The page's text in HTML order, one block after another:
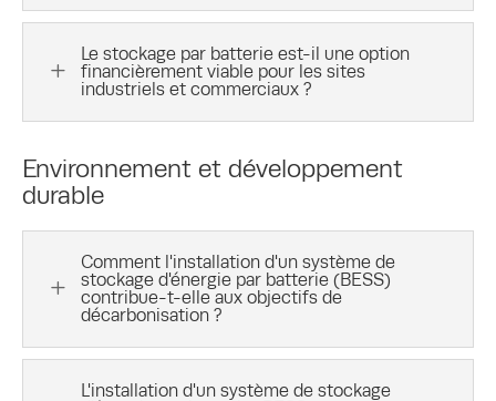
L
Le stockage par batterie est-il une option
financièrement viable pour les sites
industriels et commerciaux ?
Environnement et développement
durable
L
Comment l'installation d'un système de
stockage d'énergie par batterie (BESS)
contribue-t-elle aux objectifs de
décarbonisation ?
L'installation d'un système de stockage